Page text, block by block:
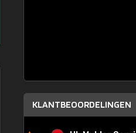
KLANTBEOORDELINGEN